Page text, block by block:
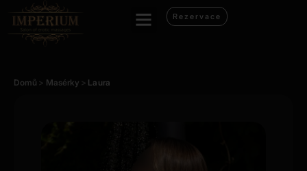
Rezervace
Domů > Masérky > Laura